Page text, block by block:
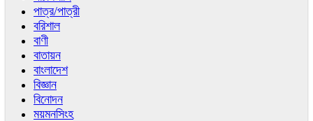
পাত্র/পাত্রী
বরিশাল
বাণী
বাতায়ন
বাংলাদেশ
বিজ্ঞান
বিনোদন
ময়মনসিংহ